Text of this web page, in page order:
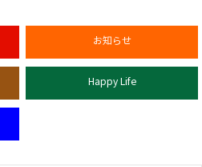
お知らせ
Happy Life